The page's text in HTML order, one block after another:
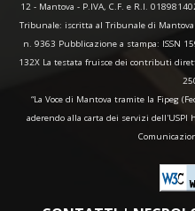
12 - Mantova - P.IVA, C.F. e R.I.
Tribunale: iscritta al Tribunale di
n. 9363 Pubblicazione a stampa: ISSN
132X La testata fruisce dei contributi
“La Voce di Mantova tramite la Fipeg
aderendo alla carta dei servizi dell'USPI